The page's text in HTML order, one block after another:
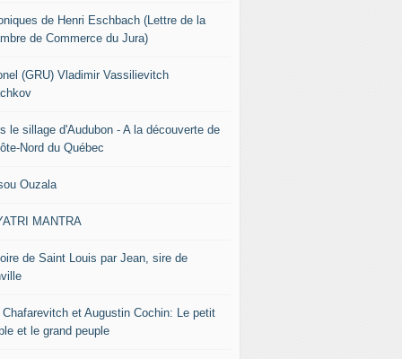
de Henri Eschbach (Lettre de la
de Commerce du Jura)
(GRU) Vladimir Vassilievitch
le sillage d'Audubon - A la découverte de
Nord du Québec
Ouzala
MANTRA
de Saint Louis par Jean, sire de
Chafarevitch et Augustin Cochin: Le petit
et le grand peuple